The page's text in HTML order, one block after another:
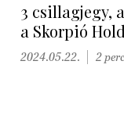
3 csillagjegy,
a Skorpió
2024.05.22. 2